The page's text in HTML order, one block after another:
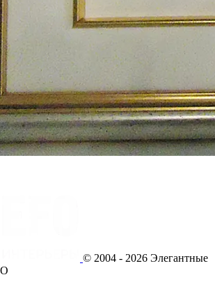
© 2004 - 2026 Элегантные